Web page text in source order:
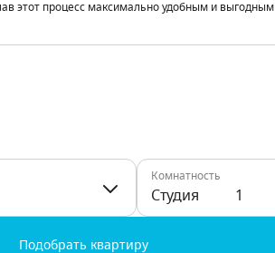
этот процесс максимально удобным и выгодным
Комнатность
Студия 1
Подобрать квартиру